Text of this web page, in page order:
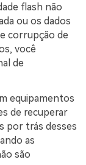
flash não
ou os dados
corrupção de
você
de
equipamentos
de recuperar
por trás desses
as
são